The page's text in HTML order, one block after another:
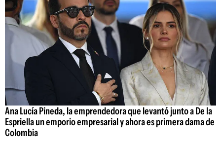
Ana Lucía Pineda, la emprendedora que levantó junto a De la
Espriella un emporio empresarial y ahora es primera dama de
Colombia